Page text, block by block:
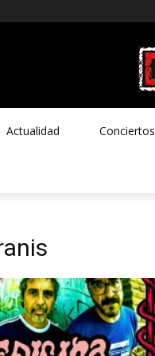
Actualidad Conciertos